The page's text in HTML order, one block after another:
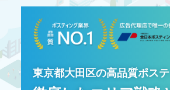
東京都大田区の高品質ポス